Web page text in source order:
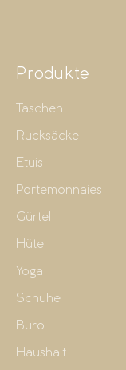
Produkte
Taschen
Rucksäcke
Etuis
Portemonnaies
Gürtel
Hüte
Yoga
Schuhe
Büro
Haushalt